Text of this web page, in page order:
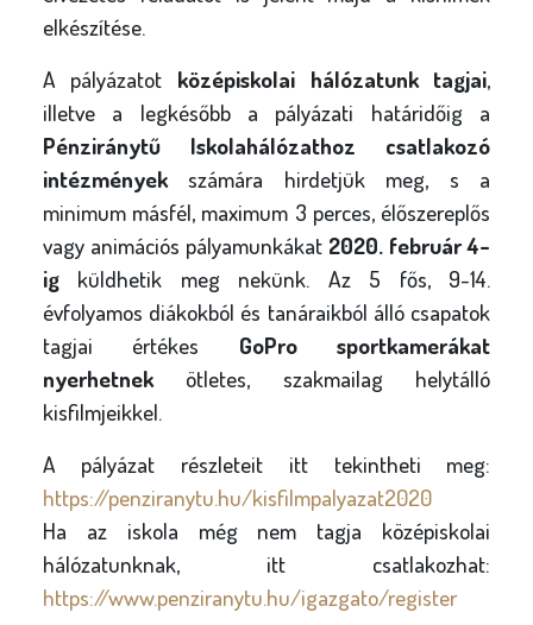
elkészítése.
A pályázatot középiskolai hálózatunk tagjai,
illetve a legkésőbb a pályázati határidőig a
Pénziránytű Iskolahálózathoz csatlakozó
intézményekszámára hirdetjük meg, s a
minimum másfél, maximum 3 perces, élőszereplős
vagy animációs pályamunkákat 2020. február 4-
ig küldhetik meg nekünk. Az 5 fős, 9-14.
évfolyamos diákokból és tanáraikból álló csapatok
tagjai értékes GoPro sportkamerákat
nyerhetnekötletes, szakmailag helytálló
kisfilmjeikkel.
A pályázat részleteit itt tekintheti meg:
https://penziranytu.hu/kisfilmpalyazat2020
Ha az iskola még nem tagja középiskolai
hálózatunknak, itt csatlakozhat:
https://www.penziranytu.hu/igazgato/register